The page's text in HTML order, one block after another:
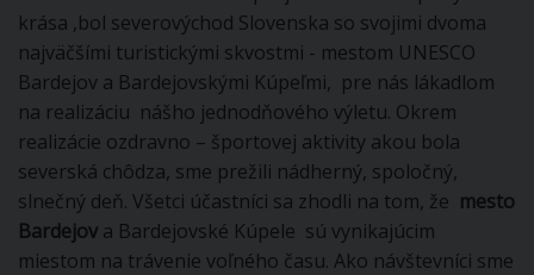
krása ,bol severovýchod Slovenska so svojimi dvoma
najväčšími turistickými skvostmi - mestom UNESCO
Bardejov a Bardejovskými Kúpeľmi, pre nás lákadlom
na realizáciu nášho jednodňového výletu. Okrem
realizácie ozdravno – športovej aktivity akou bola
severská chôdza, sme prežili nádherný, spoločný,
slnečný deň. Všetci účastníci sa zhodli na tom, že mesto
Bardejov a Bardejovské Kúpele sú vynikajúcim
miestom na trávenie voľného času. Ako návštevníci sme